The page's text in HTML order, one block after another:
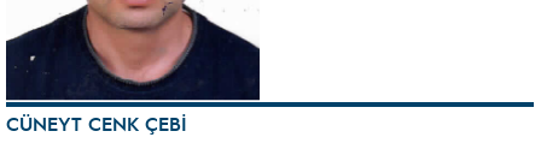
CÜNEYT CENK ÇEBİ